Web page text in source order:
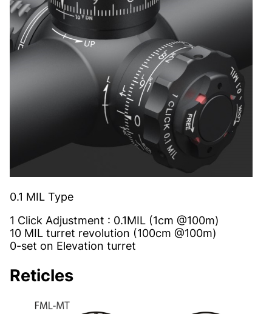
0.1 MIL Type
1 Click Adjustment : 0.1MIL (1cm @100m)
10 MIL turret revolution (100cm @100m)
0-set on Elevation turret
Reticles